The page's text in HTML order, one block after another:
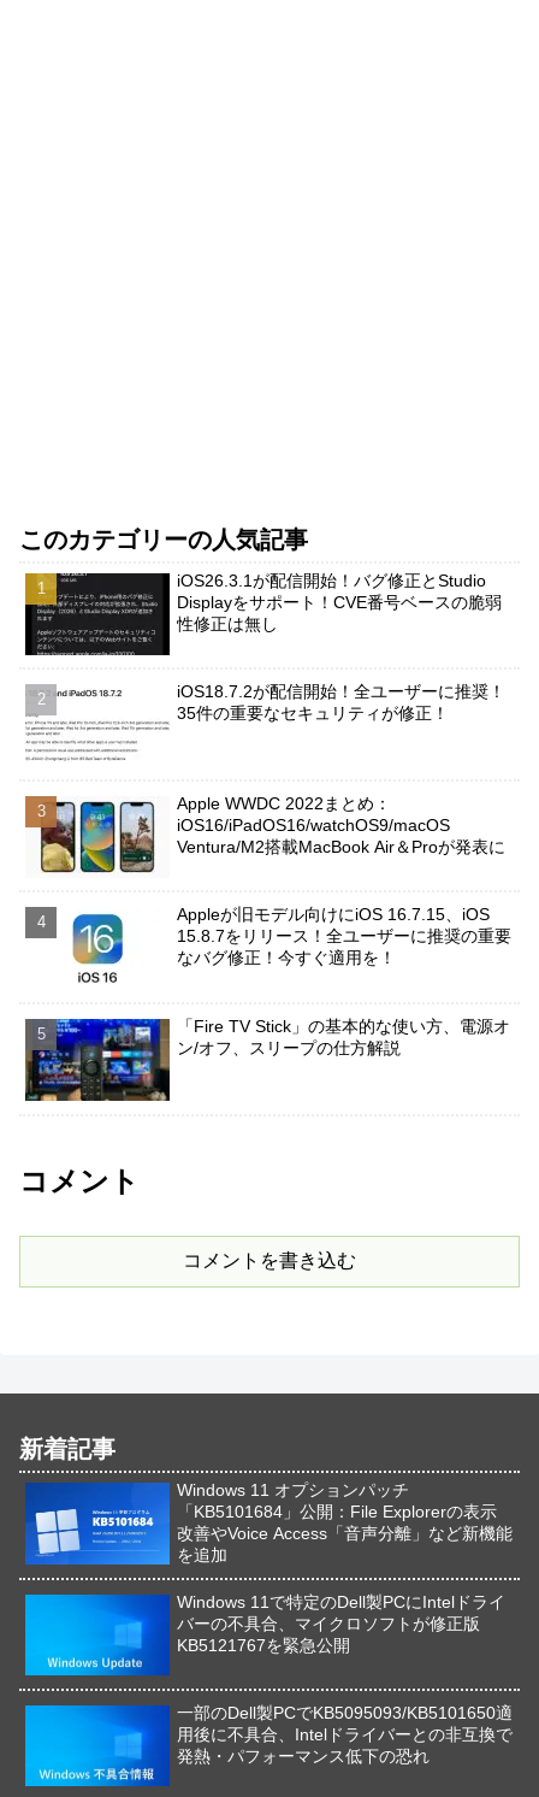
このカテゴリーの人気記事
iOS26.3.1が配信開始！バグ修正とStudio
Displayをサポート！CVE番号ベースの脆弱
性修正は無し
iOS18.7.2が配信開始！全ユーザーに推奨！
35件の重要なセキュリティが修正！
Apple WWDC 2022まとめ：
iOS16/iPadOS16/watchOS9/macOS
Ventura/M2搭載MacBook Air＆Proが発表に
Appleが旧モデル向けにiOS 16.7.15、iOS
15.8.7をリリース！全ユーザーに推奨の重要
なバグ修正！今すぐ適用を！
「Fire TV Stick」の基本的な使い方、電源オ
ン/オフ、スリープの仕方解説
コメント
コメントを書き込む
新着記事
Windows 11 オプションパッチ
「KB5101684」公開：File Explorerの表示
改善やVoice Access「音声分離」など新機能
を追加
Windows 11で特定のDell製PCにIntelドライ
バーの不具合、マイクロソフトが修正版
KB5121767を緊急公開
一部のDell製PCでKB5095093/KB5101650適
用後に不具合、Intelドライバーとの非互換で
発熱・パフォーマンス低下の恐れ